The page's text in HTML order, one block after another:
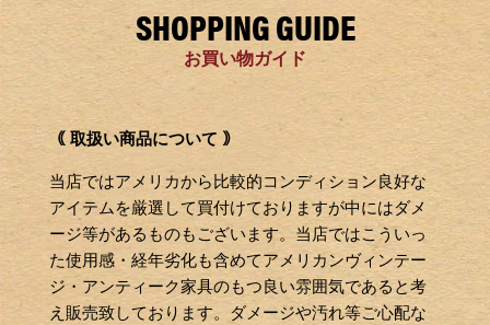
SHOPPING GUIDE
お買い物ガイド
｟ 取扱い商品について ｠
当店ではアメリカから比較的コンディション良好な
アイテムを厳選して買付けておりますが中にはダメ
ージ等があるものもございます。当店ではこういっ
た使用感・経年劣化も含めてアメリカンヴィンテー
ジ・アンティーク家具のもつ良い雰囲気であると考
え販売致しております。ダメージや汚れ等ご心配な